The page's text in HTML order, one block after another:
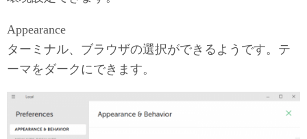
Appearance
ターミナル、ブラウザの選択ができるようです。テ
ーマをダークにできます。